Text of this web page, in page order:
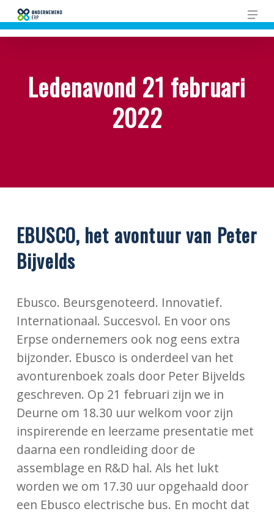
Skip
to
Ledenavond 21 februari
2022
EBUSCO, het avontuur van Peter
Bijvelds
Ebusco. Beursgenoteerd. Innovatief.
Internationaal. Succesvol. En voor ons
Erpse ondernemers ook nog eens extra
bijzonder. Ebusco is onderdeel van het
avonturenboek zoals door Peter Bijvelds
geschreven. Op 21 februari zijn we in
Deurne om 18.30 uur welkom voor zijn
inspirerende en leerzame presentatie met
daarna een rondleiding door de
assemblage en R&D hal. Als het lukt
worden we om 17.30 uur opgehaald door
een Ebusco electrische bus. En mocht dat